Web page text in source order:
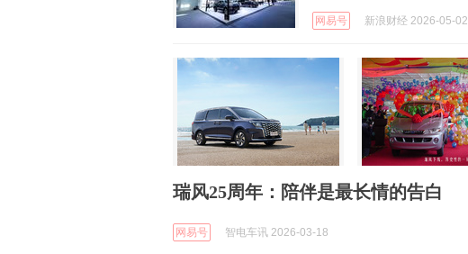
网易号 新浪财经 2026-05-02
瑞风25周年：陪伴是最长情的告白
网易号 智电车讯 2026-03-18